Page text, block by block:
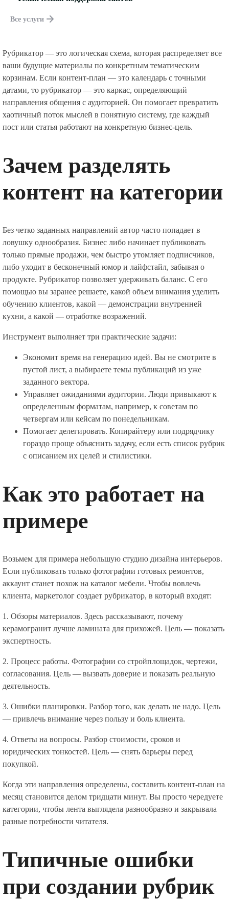
Все услуги
Рубрикатор — это логическая схема, которая распределяет все
ваши будущие материалы по конкретным тематическим
корзинам. Если контент-план — это календарь с точными
датами, то рубрикатор — это каркас, определяющий
направления общения с аудиторией. Он помогает превратить
хаотичный поток мыслей в понятную систему, где каждый
пост или статья работают на конкретную бизнес-цель.
Зачем разделять
контент на категории
Без четко заданных направлений автор часто попадает в
ловушку однообразия. Бизнес либо начинает публиковать
только прямые продажи, чем быстро утомляет подписчиков,
либо уходит в бесконечный юмор и лайфстайл, забывая о
продукте. Рубрикатор позволяет удерживать баланс. С его
помощью вы заранее решаете, какой объем внимания уделить
обучению клиентов, какой — демонстрации внутренней
кухни, а какой — отработке возражений.
Инструмент выполняет три практические задачи:
Экономит время на генерацию идей. Вы не смотрите в
пустой лист, а выбираете темы публикаций из уже
заданного вектора.
Управляет ожиданиями аудитории. Люди привыкают к
определенным форматам, например, к советам по
четвергам или кейсам по понедельникам.
Помогает делегировать. Копирайтеру или подрядчику
гораздо проще объяснить задачу, если есть список рубрик
с описанием их целей и стилистики.
Как это работает на
примере
Возьмем для примера небольшую студию дизайна интерьеров.
Если публиковать только фотографии готовых ремонтов,
аккаунт станет похож на каталог мебели. Чтобы вовлечь
клиента, маркетолог создает рубрикатор, в который входят:
1. Обзоры материалов. Здесь рассказывают, почему
керамогранит лучше ламината для прихожей. Цель — показать
экспертность.
2. Процесс работы. Фотографии со стройплощадок, чертежи,
согласования. Цель — вызвать доверие и показать реальную
деятельность.
3. Ошибки планировки. Разбор того, как делать не надо. Цель
— привлечь внимание через пользу и боль клиента.
4. Ответы на вопросы. Разбор стоимости, сроков и
юридических тонкостей. Цель — снять барьеры перед
покупкой.
Когда эти направления определены, составить контент-план на
месяц становится делом тридцати минут. Вы просто чередуете
категории, чтобы лента выглядела разнообразно и закрывала
разные потребности читателя.
Типичные ошибки
при создании рубрик